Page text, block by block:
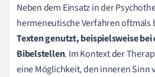
Neben dem Einsatz in der
hermeneutische Verfahren oftmals
Texten genutzt, beispielsweise
Bibelstellen. Im Kontext der
eine Möglichkeit, den inneren Sinn